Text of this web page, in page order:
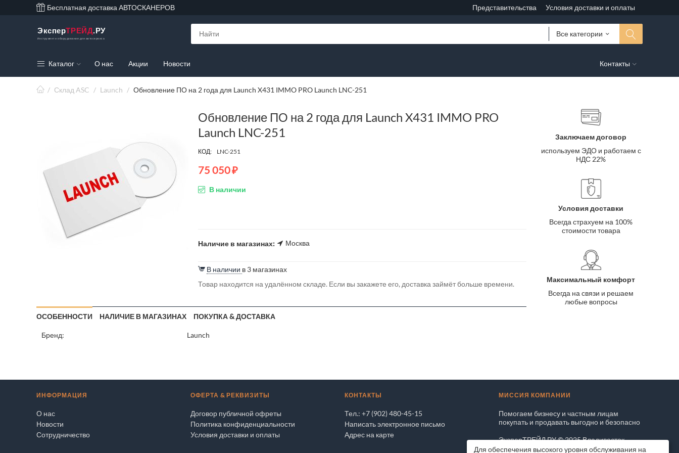
Бесплатная доставка АВТОСКАНЕРОВ Представительства Условия доставки и оплаты
ЭксперТРЕЙД.РУ
Инструмент и оборудование для автосервиса
Все категории
Каталог О нас Акции Новости Контакты
/ Склад ASC / Launch / Обновление ПО на 2 года для Launch X431 IMMO PRO Launch LNC-251
Обновление ПО на 2 года для Launch X431 IMMO PRO
Launch LNC-251
КОД: LNC-251
75 050₽
В наличии
Наличие в магазинах: Москва
В наличии в 3 магазинах
Товар находится на удалённом складе. Если вы закажете его, доставка займёт больше времени.
ОСОБЕННОСТИ НАЛИЧИЕ В МАГАЗИНАХ ПОКУПКА & ДОСТАВКА
Бренд: Launch
Заключаем договор
используем ЭДО и работаем с
НДС 22%
Условия доставки
Всегда страхуем на 100%
стоимости товара
Максимальный комфорт
Всегда на связи и решаем
любые вопросы
ИНФОРМАЦИЯ
О нас
Новости
Сотрудничество
ОФЕРТА & РЕКВИЗИТЫ
Договор публичной офреты
Политика конфиденциальности
Условия доставки и оплаты
КОНТАКТЫ
Тел.: +7 (902) 480-45-15
Написать электронное письмо
Адрес на карте
МИССИЯ КОМПАНИИ
Помогаем бизнесу и частным лицам
покупать и продавать выгодно и безопасно
ЭксперТРЕЙД.РУ © 2025 Владивосток
Для обеспечения высокого уровня обслуживания на